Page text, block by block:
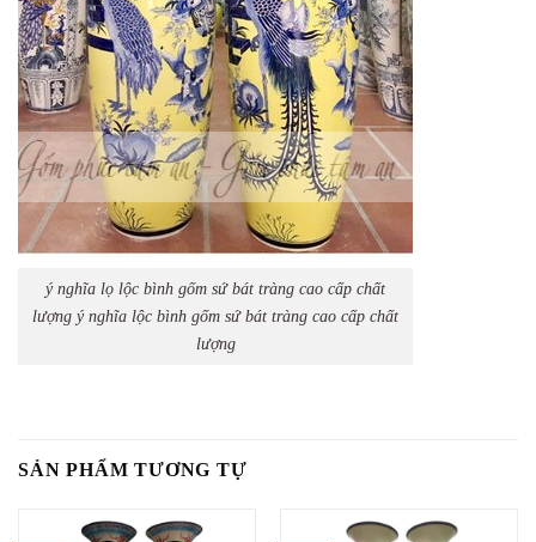
ý nghĩa lọ lộc bình gốm sứ bát tràng cao cấp chất
lượng ý nghĩa lộc bình gốm sứ bát tràng cao cấp chất
lượng
SẢN PHẨM TƯƠNG TỰ